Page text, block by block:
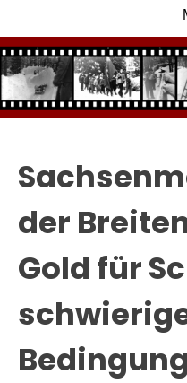
der
Gold für